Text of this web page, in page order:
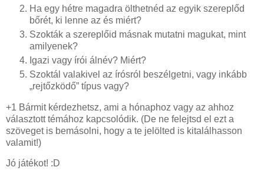
Ha egy hétre magadra ölthetnéd az egyik szereplőd
bőrét, ki lenne az és miért?
Szokták a szereplőid másnak mutatni magukat, mint
amilyenek?
Igazi vagy írói álnév? Miért?
Szoktál valakivel az írósról beszélgetni, vagy inkább
„rejtőzködő” típus vagy?
+1 Bármit kérdezhetsz, ami a hónaphoz vagy az ahhoz
választott témához kapcsolódik. (De ne felejtsd el ezt a
szöveget is bemásolni, hogy a te jelölted is kitalálhasson
valamit!)
Jó játékot! :D